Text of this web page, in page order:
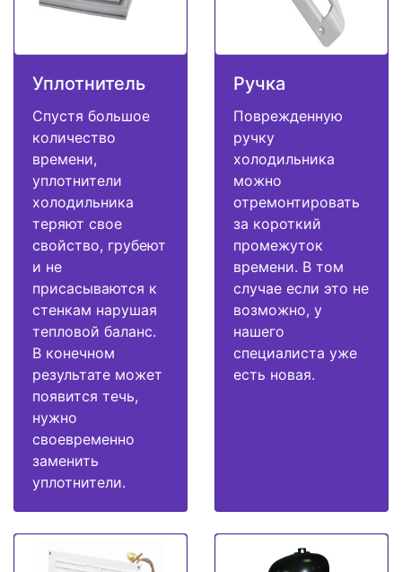
Уплотнитель
Спустя большое
количество
времени,
уплотнители
холодильника
теряют свое
свойство, грубеют
и не
присасываются к
стенкам нарушая
тепловой баланс.
В конечном
результате может
появится течь,
нужно
своевременно
заменить
уплотнители.
Ручка
Поврежденную
ручку
холодильника
можно
отремонтировать
за короткий
промежуток
времени. В том
случае если это не
возможно, у
нашего
специалиста уже
есть новая.